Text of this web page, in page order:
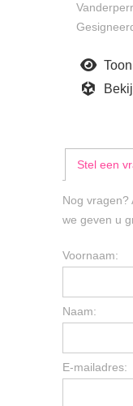
Stel een
Nog vragen?
we geven u
Voornaam:
Naam:
E-mailadres: